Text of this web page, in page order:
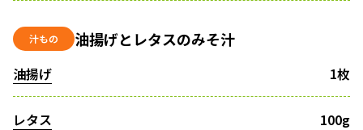
汁もの 油揚げとレタスのみそ汁
油揚げ 1枚
レタス 100g